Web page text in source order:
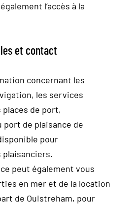
l’accès à la
et contact
concernant les
les services
de port,
port de plaisance de
pour
plaisanciers.
peut également vous
en mer et de la location
de Ouistreham, pour